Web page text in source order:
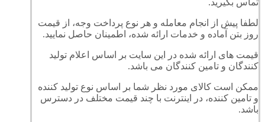
لطفا پیش از انجام معامله و هر نوع پرداخت وجه، از قیمت
روز بتن آماده و خدمات ارائه شده، اطمینان حاصل نمایید.
قیمت های ارائه شده در این سایت بر اساس اعلام تولید
کنندگان و تامین کنندگان می باشد.
ممکن است کالای مورد نظر شما بر اساس نوع تولید کننده
و تامین کننده، در اینترنت با چند قیمت مختلف در دسترس
باشد.